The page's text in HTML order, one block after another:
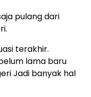
pulang dari
terakhir.
lama baru
Jadi banyak hal